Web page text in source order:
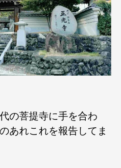
の菩提寺に手を合わ
あれこれを報告してま